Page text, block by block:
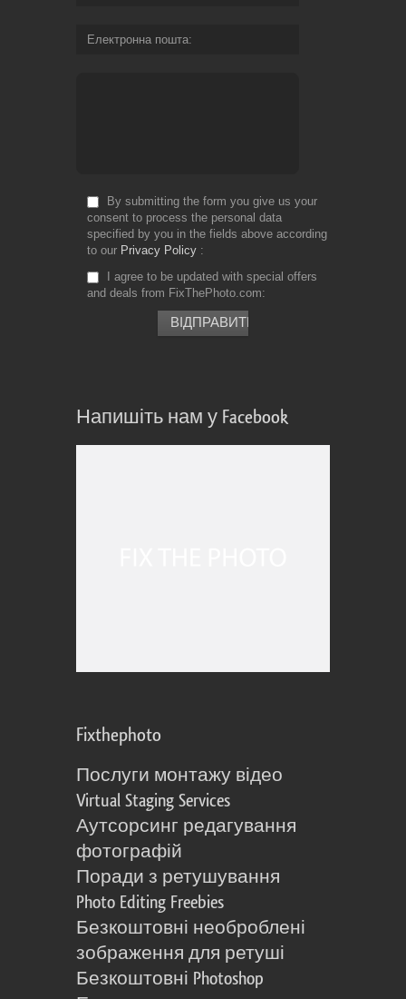
Електронна пошта
By submitting the form you give us your
consent to process the personal data
specified by you in the fields above according
to our Privacy Policy
I agree to be updated with special offers
and deals from FixThePhoto.com
Напишіть нам у Facebook
Fixthephoto
Послуги монтажу відео
Virtual Staging Services
Аутсорсинг редагування
фотографій
Поради з ретушування
Photo Editing Freebies
Безкоштовні необроблені
зображення для ретуші
Безкоштовні Photoshop